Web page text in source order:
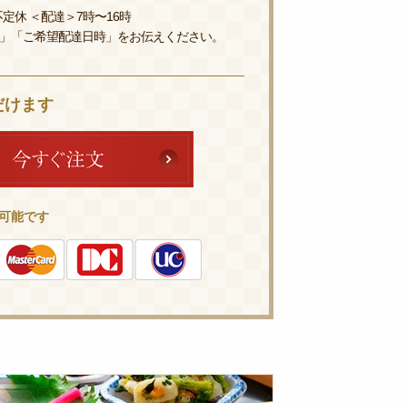
休 ＜配達＞7時〜16時
ご希望配達日時」をお伝えください。
けます
能です